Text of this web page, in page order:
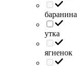
баранина
утка
ягненок